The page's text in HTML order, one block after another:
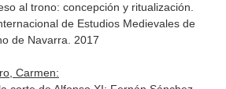
al trono: concepción y ritualización.
de Estudios Medievales de
de Navarra. 2017
Carmen: